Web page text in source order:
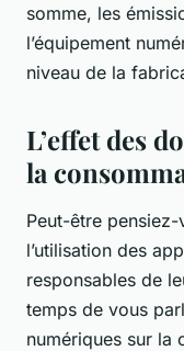
somme, les
l’équipement
niveau de la
L’effet des
la
Peut-être
l’utilisation des
responsables de
temps de vous
numériques sur la